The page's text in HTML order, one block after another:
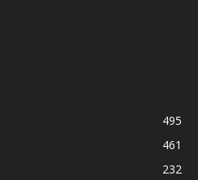
495
461
232